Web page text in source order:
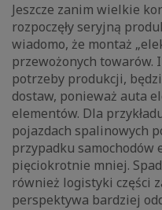
Jeszcze zanim wielkie
rozpoczęły seryjną
wiadomo, że montaż
przewożonych towarów.
potrzeby produkcji,
dostaw, ponieważ auta
elementów. Dla
pojazdach spalinowych
przypadku samochodów
pięciokrotnie mniej.
również logistyki części
perspektywa bardziej